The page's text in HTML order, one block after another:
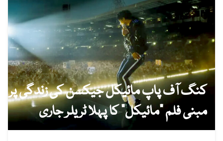
کنگ آف پاپ مائیکل جیکسن کی زندگی پر
مبنی فلم “مائیکل” کا پہلا ٹریلر جاری